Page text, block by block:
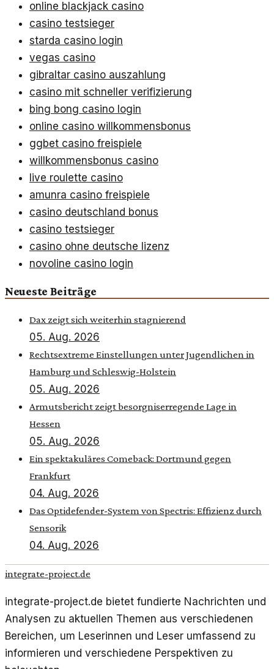
online blackjack casino
casino testsieger
starda casino login
vegas casino
gibraltar casino auszahlung
casino mit schneller verifizierung
bing bong casino login
online casino willkommensbonus
ggbet casino freispiele
willkommensbonus casino
live roulette casino
amunra casino freispiele
casino deutschland bonus
casino testsieger
casino ohne deutsche lizenz
novoline casino login
Neueste Beiträge
Dax zeigt sich weiterhin stagnierend
05. Aug. 2026
Rechtsextreme Einstellungen unter Jugendlichen in
Hamburg und Schleswig-Holstein
05. Aug. 2026
Armutsbericht zeigt besorgniserregende Lage in
Hessen
05. Aug. 2026
Ein spektakuläres Comeback: Dortmund gegen
Frankfurt
04. Aug. 2026
Das Optidefender-System von Spectris: Effizienz durch
Sensorik
04. Aug. 2026
integrate-project.de
integrate-project.de bietet fundierte Nachrichten und
Analysen zu aktuellen Themen aus verschiedenen
Bereichen, um Leserinnen und Leser umfassend zu
informieren und verschiedene Perspektiven zu